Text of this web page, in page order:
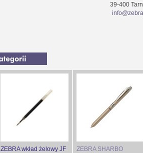
39-400
ZEBRA wkład żelowy JF
ZEBRA SHARBO